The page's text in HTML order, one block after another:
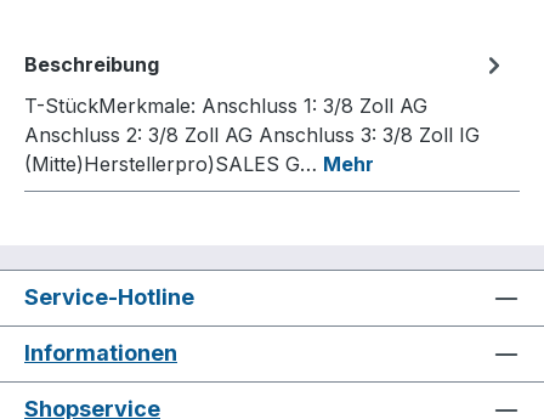
Beschreibung
T-StückMerkmale: Anschluss 1: 3/8 Zoll AG
Anschluss 2: 3/8 Zoll AG Anschluss 3: 3/8 Zoll IG
(Mitte)Herstellerpro)SALES G… Mehr
Service-Hotline
Informationen
Shopservice